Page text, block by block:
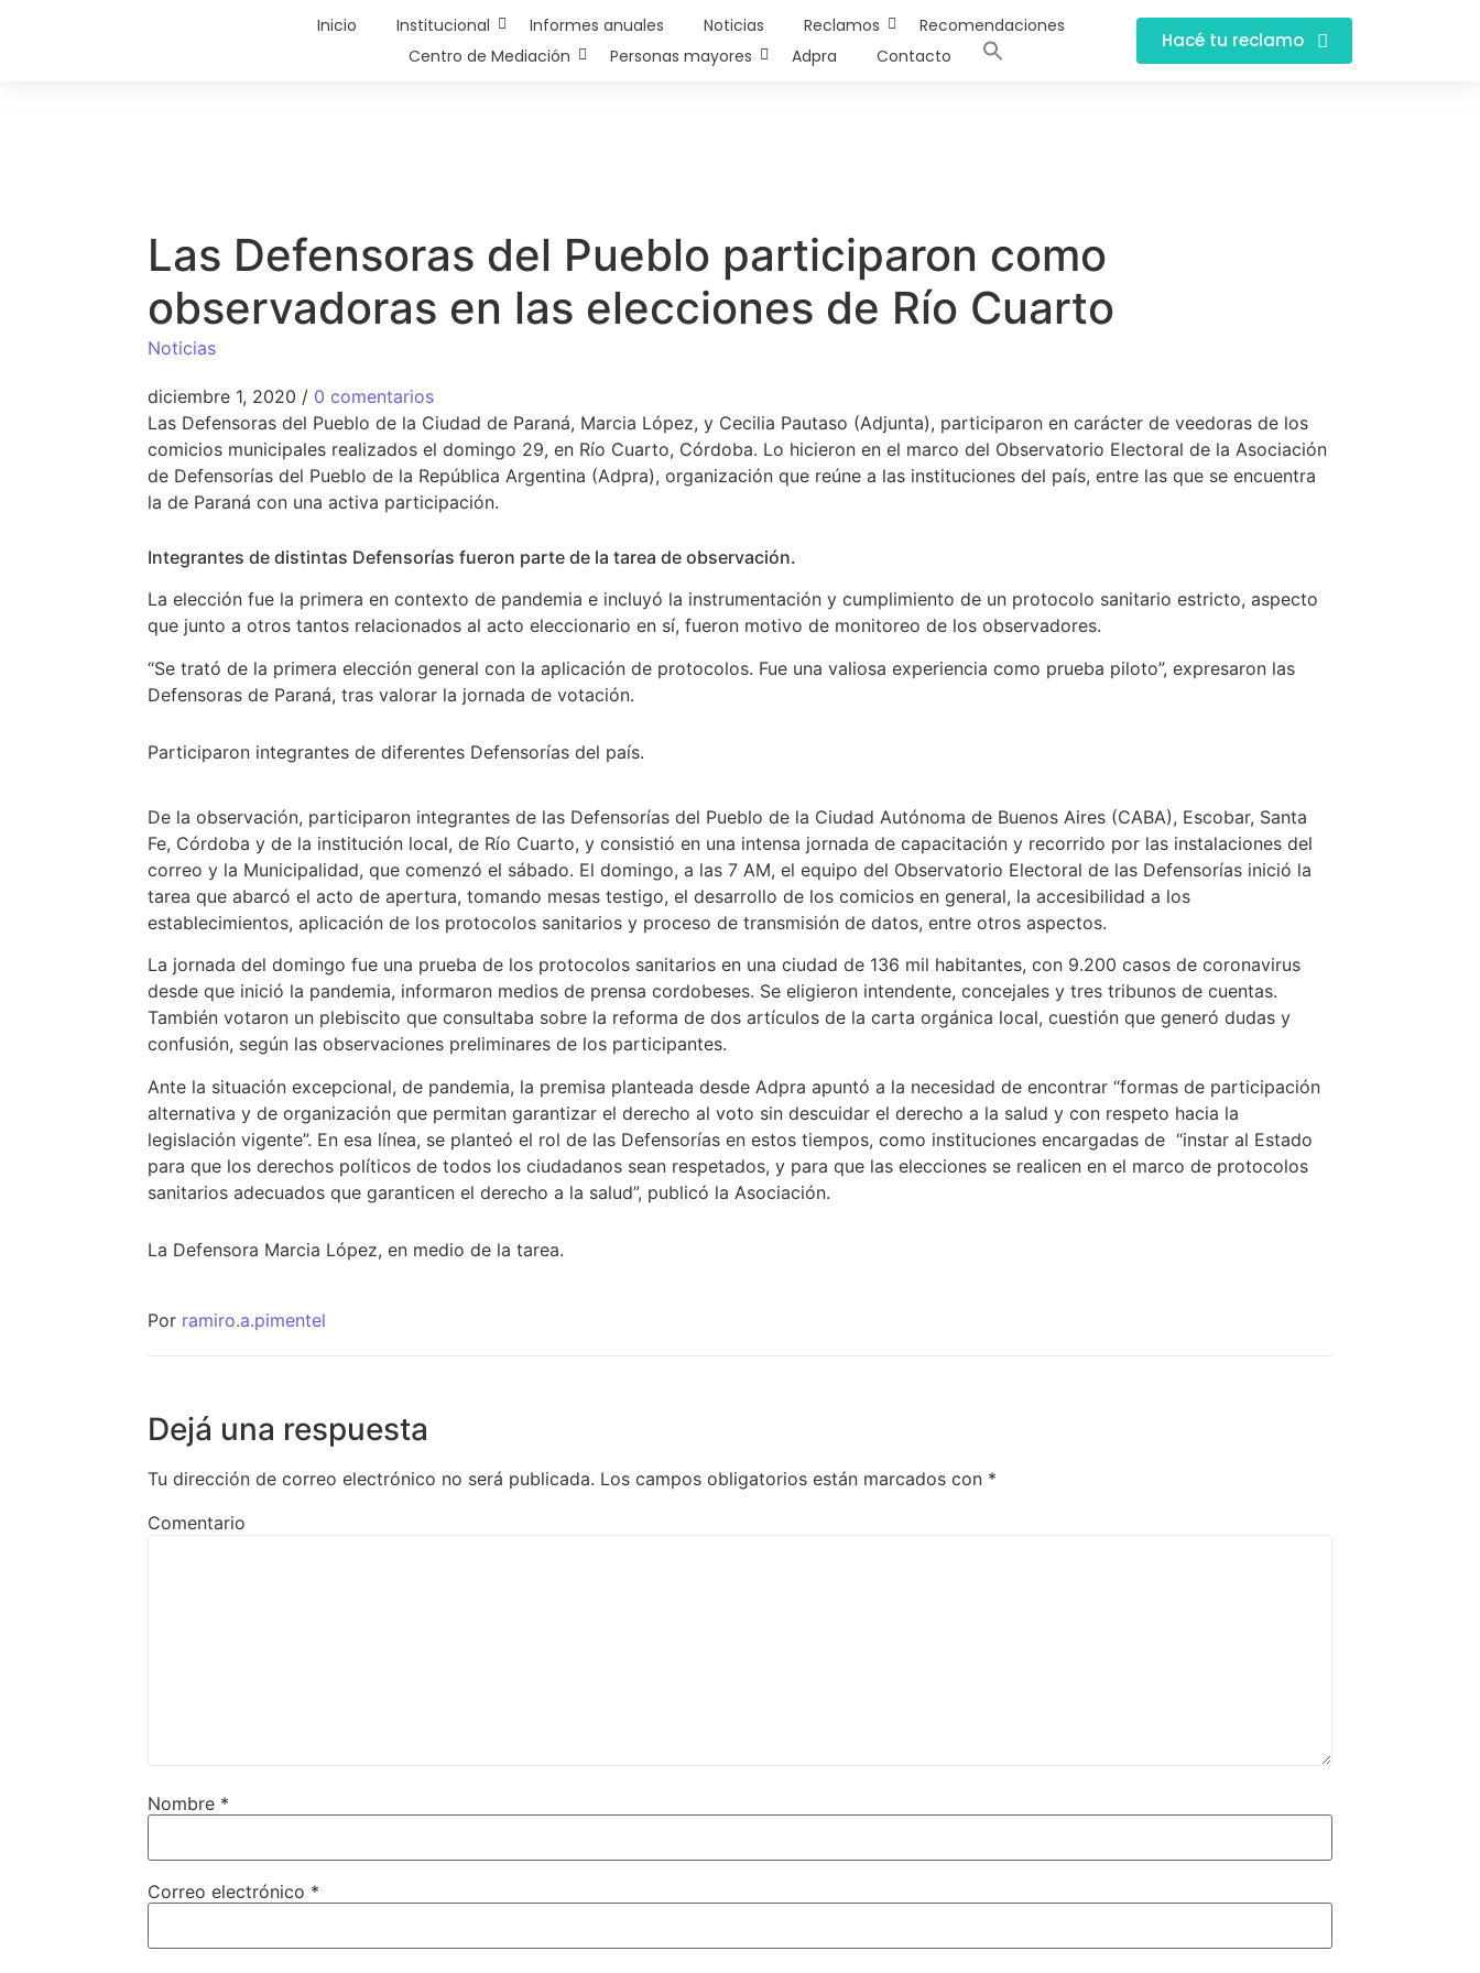
Inicio Institucional Informes anuales Noticias Reclamos
Recomendaciones
Centro de Mediación
Personas mayores Adpra Contacto
Hacé tu reclamo
Las Defensoras del Pueblo participaron como
observadoras en las elecciones de Río Cuarto
Noticias
diciembre 1, 2020 / 0 comentarios
Las Defensoras del Pueblo de la Ciudad de Paraná, Marcia López, y Cecilia Pautaso (Adjunta), participaron en carácter de veedoras de los
comicios municipales realizados el domingo 29, en Río Cuarto, Córdoba. Lo hicieron en el marco del Observatorio Electoral de la Asociación
de Defensorías del Pueblo de la República Argentina (Adpra), organización que reúne a las instituciones del país, entre las que se encuentra
la de Paraná con una activa participación.
Integrantes de distintas Defensorías fueron parte de la tarea de observación.
La elección fue la primera en contexto de pandemia e incluyó la instrumentación y cumplimiento de un protocolo sanitario estricto, aspecto
que junto a otros tantos relacionados al acto eleccionario en sí, fueron motivo de monitoreo de los observadores.
“Se trató de la primera elección general con la aplicación de protocolos. Fue una valiosa experiencia como prueba piloto”, expresaron las
Defensoras de Paraná, tras valorar la jornada de votación.
Participaron integrantes de diferentes Defensorías del país.
De la observación, participaron integrantes de las Defensorías del Pueblo de la Ciudad Autónoma de Buenos Aires (CABA), Escobar, Santa
Fe, Córdoba y de la institución local, de Río Cuarto, y consistió en una intensa jornada de capacitación y recorrido por las instalaciones del
correo y la Municipalidad, que comenzó el sábado. El domingo, a las 7 AM, el equipo del Observatorio Electoral de las Defensorías inició la
tarea que abarcó el acto de apertura, tomando mesas testigo, el desarrollo de los comicios en general, la accesibilidad a los
establecimientos, aplicación de los protocolos sanitarios y proceso de transmisión de datos, entre otros aspectos.
La jornada del domingo fue una prueba de los protocolos sanitarios en una ciudad de 136 mil habitantes, con 9.200 casos de coronavirus
desde que inició la pandemia, informaron medios de prensa cordobeses. Se eligieron intendente, concejales y tres tribunos de cuentas.
También votaron un plebiscito que consultaba sobre la reforma de dos artículos de la carta orgánica local, cuestión que generó dudas y
confusión, según las observaciones preliminares de los participantes.
Ante la situación excepcional, de pandemia, la premisa planteada desde Adpra apuntó a la necesidad de encontrar “formas de participación
alternativa y de organización que permitan garantizar el derecho al voto sin descuidar el derecho a la salud y con respeto hacia la
legislación vigente”. En esa línea, se planteó el rol de las Defensorías en estos tiempos, como instituciones encargadas de “instar al Estado
para que los derechos políticos de todos los ciudadanos sean respetados, y para que las elecciones se realicen en el marco de protocolos
sanitarios adecuados que garanticen el derecho a la salud”, publicó la Asociación.
La Defensora Marcia López, en medio de la tarea.
Por ramiro.a.pimentel
Dejá una respuesta
Tu dirección de correo electrónico no será publicada. Los campos obligatorios están marcados con *
Comentario
Nombre *
Correo electrónico *